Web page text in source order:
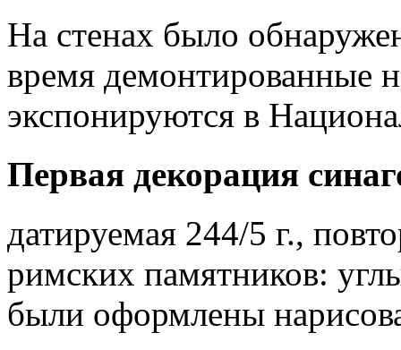
На стенах было
время демонтированные
экспонируются в
Первая декорация
датируемая 244/5 г.,
римских памятников:
были оформлены